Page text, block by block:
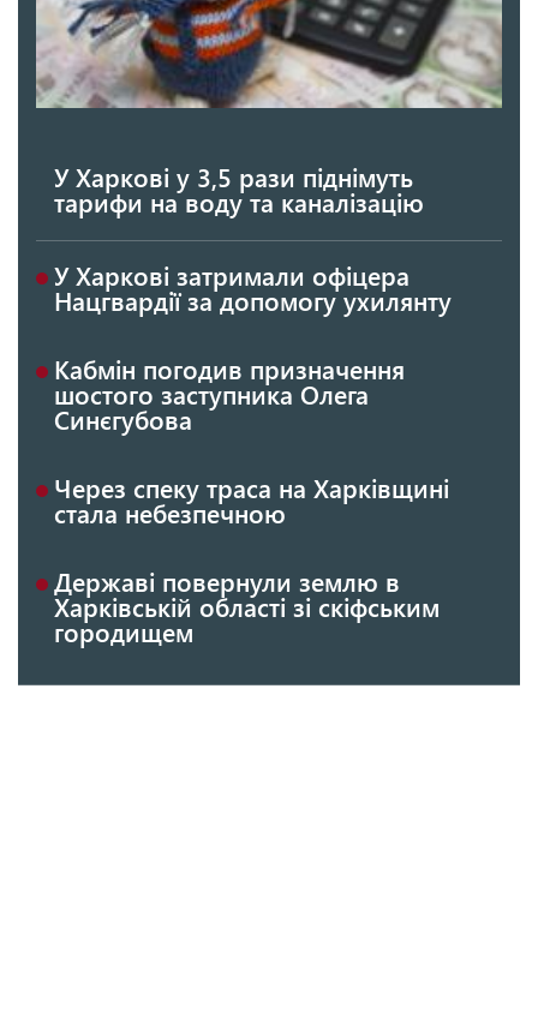
У Харкові у 3,5 рази піднімуть
тарифи на воду та каналізацію
У Харкові затримали офіцера
Нацгвардії за допомогу ухилянту
Кабмін погодив призначення
шостого заступника Олега
Синєгубова
Через спеку траса на Харківщині
стала небезпечною
Державі повернули землю в
Харківській області зі скіфським
городищем